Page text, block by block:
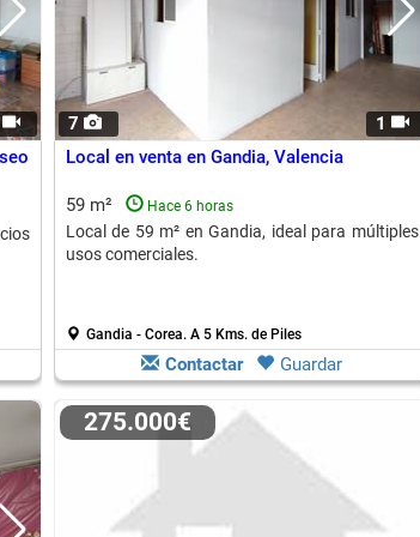
7 1
Local en venta en Gandia, Valencia
59 m² Hace 6 horas
Local de 59 m² en Gandia, ideal para múltiples
usos comerciales.
Gandia - Corea. A 5 Kms. de Piles
Contactar Guardar
275.000€